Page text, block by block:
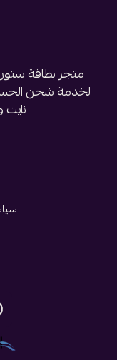
متجر بطاقة
لخدمة شحن
نايت